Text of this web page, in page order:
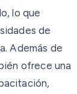
lo que
de
Además de
ofrece una